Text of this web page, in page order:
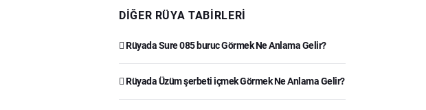
DIĞER RÜYA TABIRLERI
Rüyada Sure 085 buruc Görmek Ne Anlama Gelir?
Rüyada Üzüm şerbeti içmek Görmek Ne Anlama Gelir?